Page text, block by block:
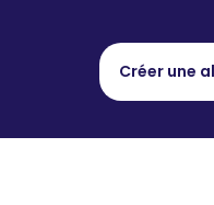
Créer une